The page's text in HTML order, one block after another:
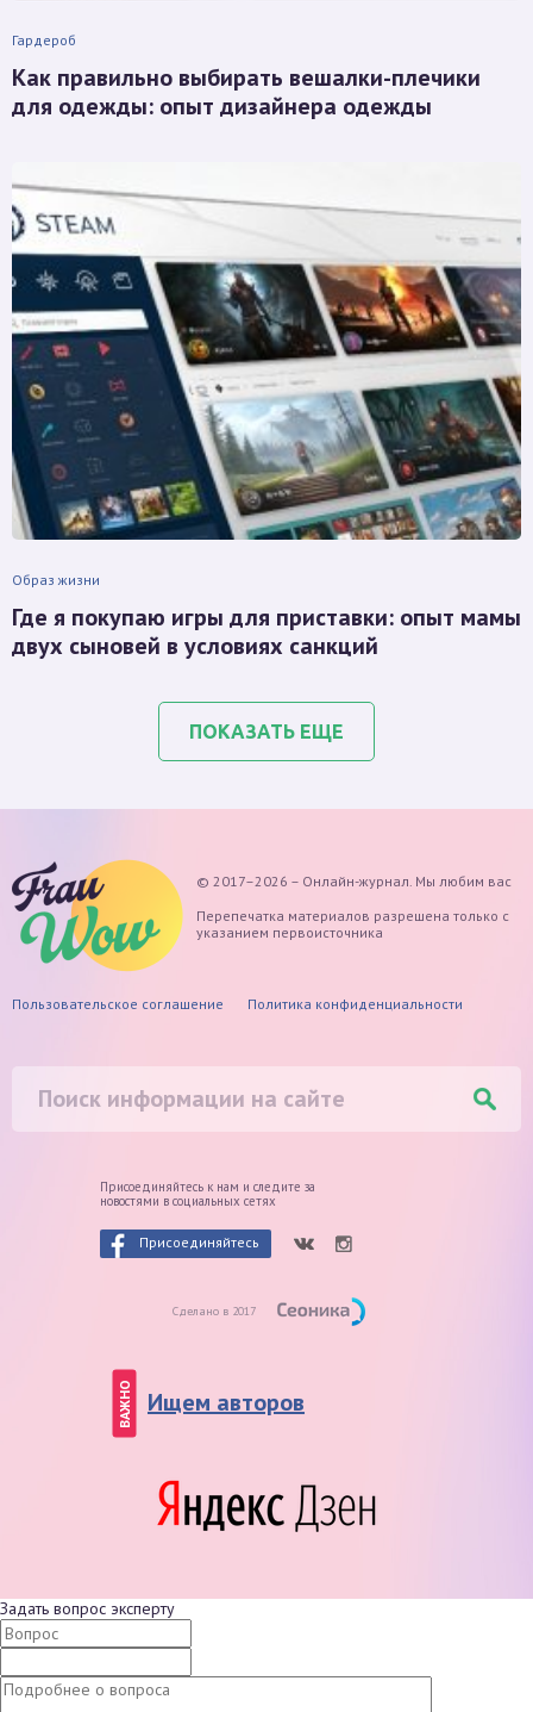
Гардероб
Как правильно выбирать вешалки-плечики
для одежды: опыт дизайнера одежды
Образ жизни
Где я покупаю игры для приставки: опыт мамы
двух сыновей в условиях санкций
ПОКАЗАТЬ ЕЩЕ
© 2017–2026 – Онлайн-журнал. Мы любим вас
Перепечатка материалов разрешена только с
указанием первоисточника
Пользовательское соглашение Политика конфиденциальности
Присоединяйтесь к нам и следите за
новостями в социальных сетях
Присоединяйтесь
Сделано в 2017
ВАЖНО Ищем авторов
Задать вопрос эксперту